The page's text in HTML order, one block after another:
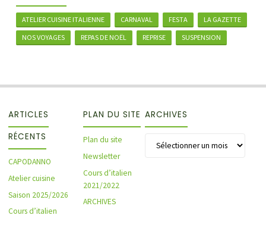
ATELIER CUISINE ITALIENNE CARNAVAL FESTA
LA GAZETTE
NOS VOYAGES
REPAS DE NOËL REPRISE SUSPENSION
ARTICLES
RÉCENTS
CAPODANNO
Atelier cuisine
Saison 2025/2026
Cours d’italien
PLAN DU SITE
Plan du site
Newsletter
Cours d’italien
2021/2022
ARCHIVES
ARCHIVES